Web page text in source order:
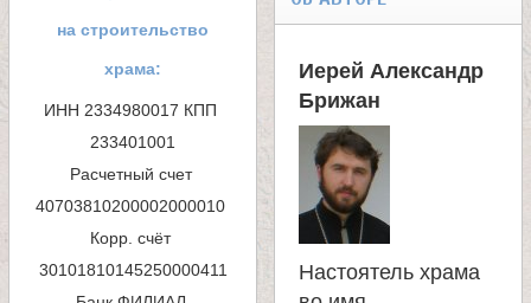
на строительство
храма:
ИНН 2334980017 КПП
233401001
Расчетный счет
40703810200002000010
Корр. счёт
а
п
о
и
с
Иерей Александр
Брижан
Настоятель храма